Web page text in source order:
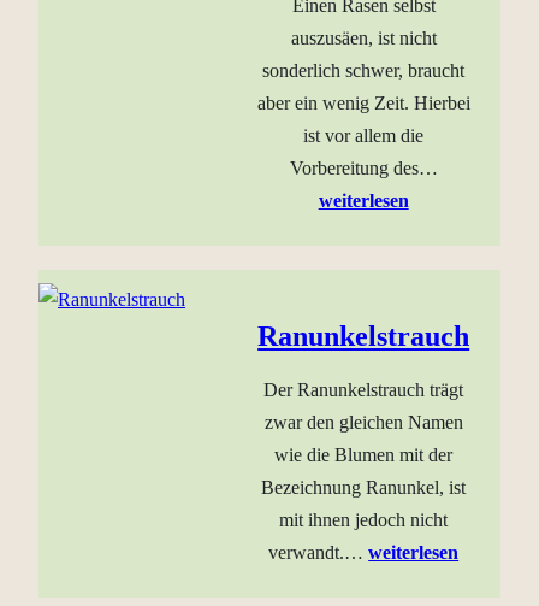
Einen Rasen selbst
auszusäen, ist nicht
sonderlich schwer, braucht
aber ein wenig Zeit. Hierbei
ist vor allem die
Vorbereitung des…
weiterlesen
Ranunkelstrauch
Der Ranunkelstrauch trägt
zwar den gleichen Namen
wie die Blumen mit der
Bezeichnung Ranunkel, ist
mit ihnen jedoch nicht
verwandt.…weiterlesen